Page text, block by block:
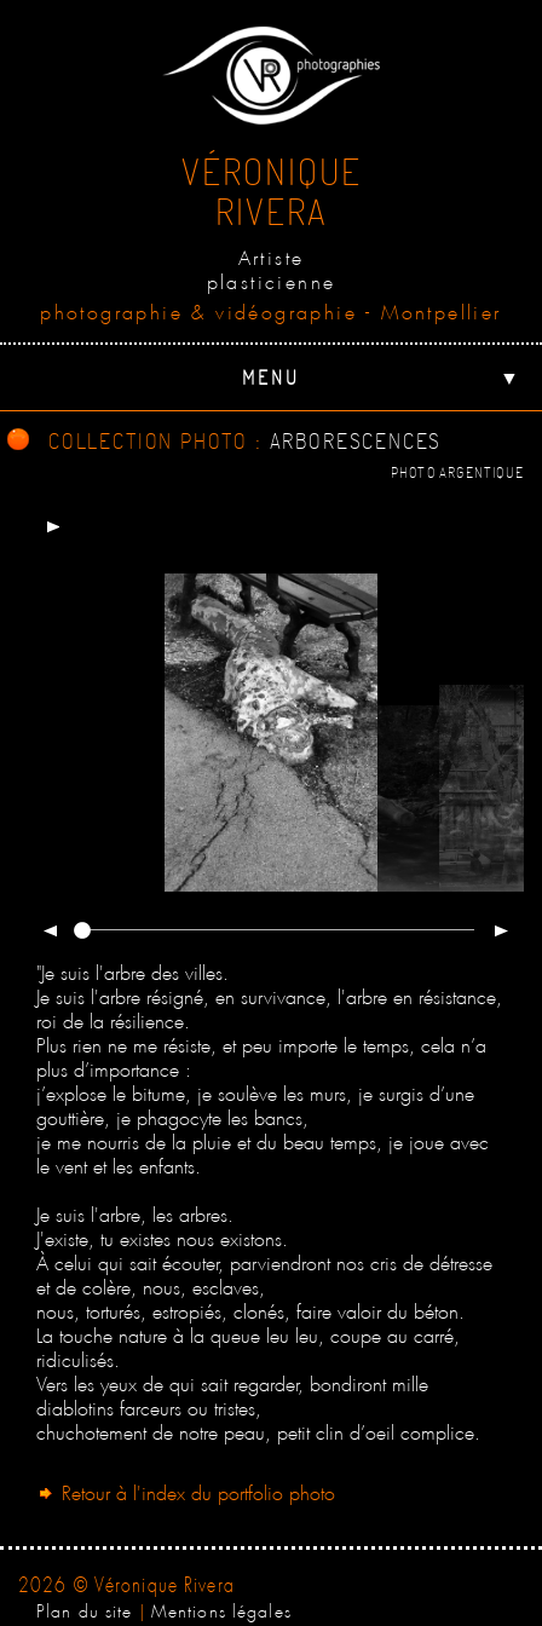
VÉRONIQUE
RIVERA
Artiste
plasticienne
photographie & vidéographie - Montpellier
MENU ▼
COLLECTION PHOTO : ARBORESCENCES
PHOTO ARGENTIQUE
"Je suis l'arbre des villes.
Je suis l'arbre résigné, en survivance, l'arbre en résistance,
roi de la résilience.
Plus rien ne me résiste, et peu importe le temps, cela n’a
plus d’importance :
j’explose le bitume, je soulève les murs, je surgis d’une
gouttière, je phagocyte les bancs,
je me nourris de la pluie et du beau temps, je joue avec
le vent et les enfants.
Je suis l'arbre, les arbres.
J'existe, tu existes nous existons.
À celui qui sait écouter, parviendront nos cris de détresse
et de colère, nous, esclaves,
nous, torturés, estropiés, clonés, faire valoir du béton.
La touche nature à la queue leu leu, coupe au carré,
ridiculisés.
Vers les yeux de qui sait regarder, bondiront mille
diablotins farceurs ou tristes,
chuchotement de notre peau, petit clin d’oeil complice.
Retour à l'index du portfolio photo
2026 © Véronique Rivera
Plan du site Mentions légales